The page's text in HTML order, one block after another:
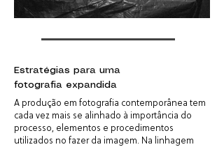
Estratégias para uma
fotografia expandida
A produção em fotografia contemporânea tem
cada vez mais se alinhado à importância do
processo, elementos e procedimentos
utilizados no fazer da imagem. Na linhagem